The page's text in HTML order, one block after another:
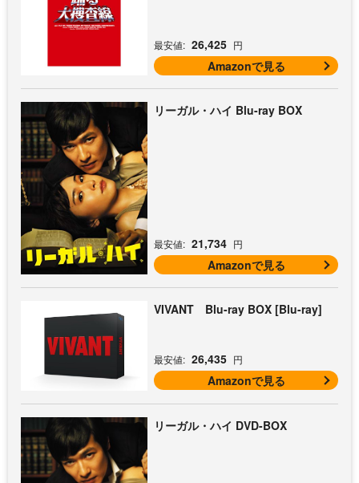
最安値: 26,425 円
Amazonで見る
リーガル・ハイ Blu-ray BOX
最安値: 21,734 円
Amazonで見る
VIVANT Blu-ray BOX [Blu-ray]
最安値: 26,435 円
Amazonで見る
リーガル・ハイ DVD-BOX